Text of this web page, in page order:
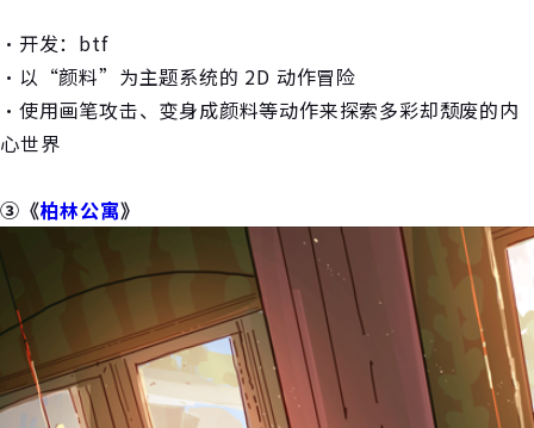
・开发：btf
・以“颜料”为主题系统的 2D 动作冒险
・使用画笔攻击、变身成颜料等动作来探索多彩却颓废的内
心世界
③《柏林公寓》